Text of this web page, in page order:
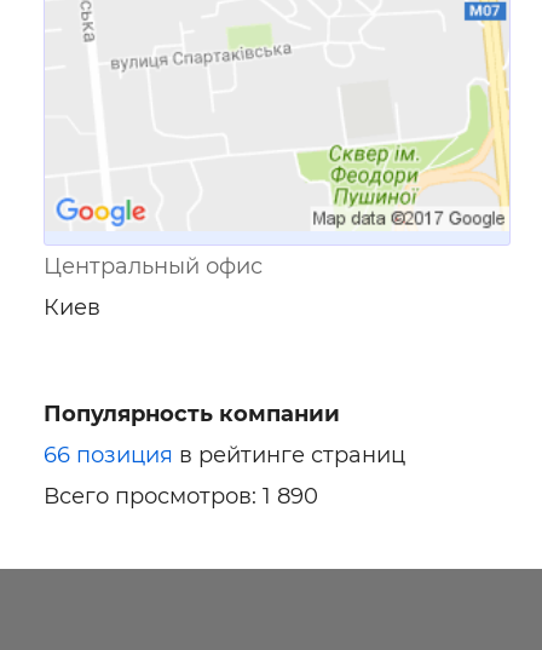
Центральный офис
Киев
Популярность компании
66 позиция в рейтинге страниц
Всего просмотров: 1 890